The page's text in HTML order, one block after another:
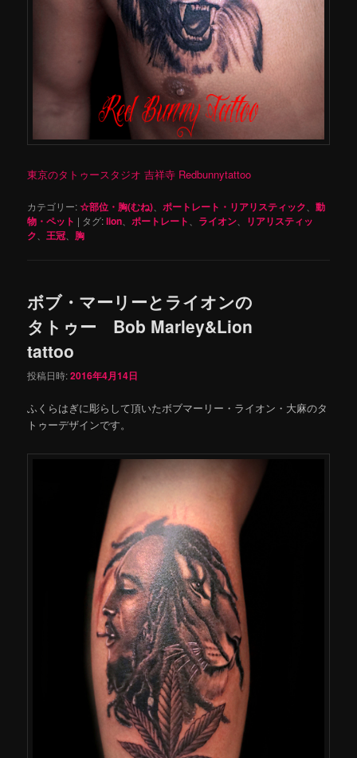
東京のタトゥースタジオ 吉祥寺 Redbunnytattoo
カテゴリー:☆部位・胸(むね)、ポートレート・リアリスティック、動
物・ペット | タグ:lion、ポートレート、 ライオン、
リアリスティッ
ク、王冠、胸
ボブ・マーリーとライオンの
タトゥー Bob Marley&Lion
tattoo
投稿日時:2016年4月14日
ふくらはぎに彫らして頂いたボブマーリー・ライオン・大麻のタ
トゥーデザインです。